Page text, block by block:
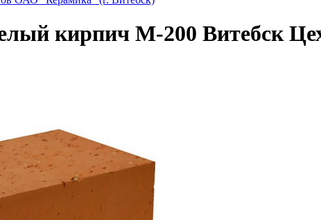
кирпич М-200 Витебск